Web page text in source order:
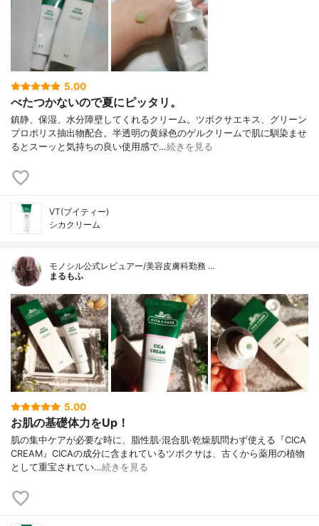
5.00
べたつかないので夏にピッタリ。
鎮静、保湿、水分障壁してくれるクリーム。ツボクサエキス、グリーン
プロポリス抽出物配合。半透明の黄緑色のゲルクリームで肌に馴染ませ
るとスーッと気持ちの良い使用感で…続きを見る
VT(ブイティー)
シカクリーム
モノシル公式レビュアー/美容皮膚科勤務 …
まるもふ
5.00
お肌の基礎体力をUp！
肌の集中ケアが必要な時に、脂性肌·混合肌·乾燥肌問わず使える『CICA
CREAM』CICAの成分に含まれているツボクサは、古くから薬用の植物
として重宝されてい…続きを見る